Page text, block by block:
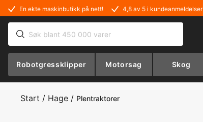
En ekte maskinbutikk på nett! 4,8 av 5 i kundeanmeldelser
Robotgressklipper Motorsag Skog
Start / Hage / Plentraktorer